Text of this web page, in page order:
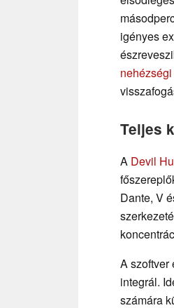
igényes
Teljes
A Devil
Dante, V
A szoftver
integrál.
számára